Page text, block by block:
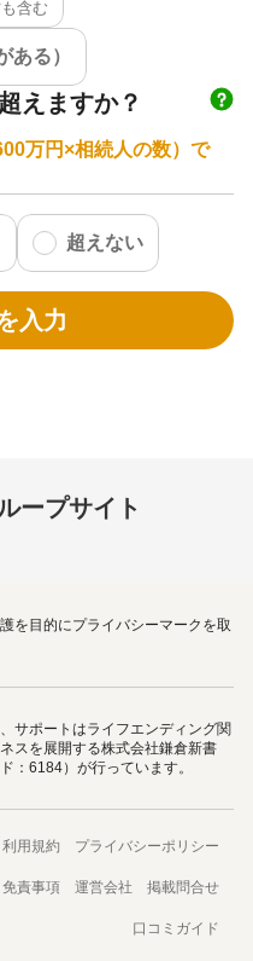
ある）
えますか？
万円×相続人の数）で
超えない
入力
ープサイト
を目的にプライバシーマークを取
サポートはライフエンディング関
スを展開する株式会社鎌倉新書
：6184）が行っています。
利用規約 プライバシーポリシー
責事項 運営会社 掲載問合せ
口コミガイド